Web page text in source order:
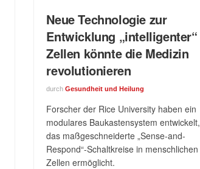
Neue Technologie zur
Entwicklung „intelligenter“
Zellen könnte die Medizin
revolutionieren
durch Gesundheit und Heilung
Forscher der Rice University haben ein
modulares Baukastensystem entwickelt,
das maßgeschneiderte „Sense-and-
Respond“-Schaltkreise in menschlichen
Zellen ermöglicht.